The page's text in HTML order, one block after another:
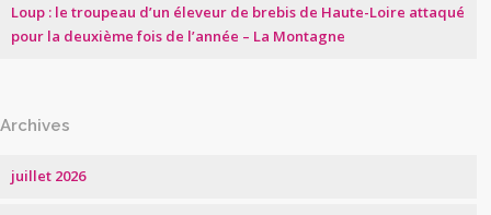
Loup : le troupeau d’un éleveur de brebis de Haute-Loire attaqué
pour la deuxième fois de l’année – La Montagne
Archives
juillet 2026